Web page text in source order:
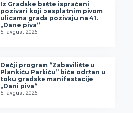
Iz Gradske bašte ispraćeni
pozivari koji besplatnim pivom
ulicama grada pozivaju na 41.
„Dane piva“
5. avgust 2026.
Dečji program “Zabavilište u
Plankiću Parkiću” biće održan u
toku gradske manifestacije
„Dani piva“
5. avgust 2026.